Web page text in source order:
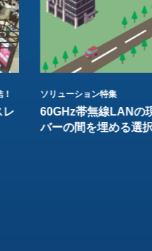
レ
ソリューション特集
60GHz帯無線LANの
バーの間を埋める選